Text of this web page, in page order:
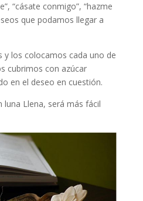
“cásate conmigo”, “hazme
que podamos llegar a
y los colocamos cada uno de
cubrimos con azúcar
en el deseo en cuestión.
luna Llena, será más fácil